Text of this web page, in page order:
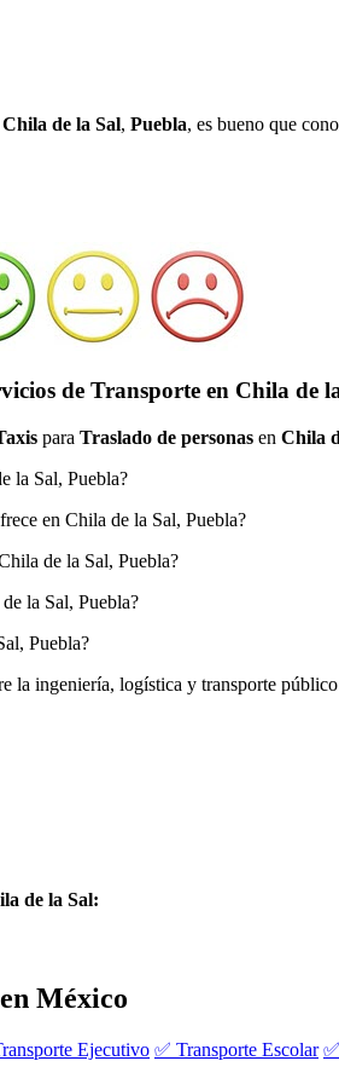
Chila de la Sal, Puebla, es bueno que
de Transporte en Chila de
para Traslado de personas en Chila
la Sal, Puebla?
en Chila de la Sal, Puebla?
de la Sal, Puebla?
la Sal, Puebla?
Puebla?
la ingeniería, logística y transporte
de la Sal:
México
Ejecutivo ✅ Transporte Escolar